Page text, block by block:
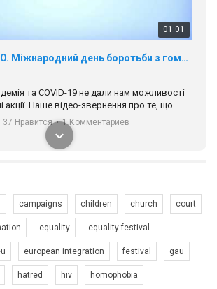
01:01
17 травня IDAHO. Міжнародний день боротьби з гомофобією трансфобією і біфобія.
та COVІD-19 не дали нам можливості
акції. Наше відео-звернення про те, що
містах та не можемо зустрінеться, ми
всіх хто поділяє цінності рівності та
до нас. Регіональні підрозділи
України.
гучніше!
37 Нравится • 1 Комментариев
campaigns children church court
equality equality festival
european integration festival gau
hatred hiv homophobia